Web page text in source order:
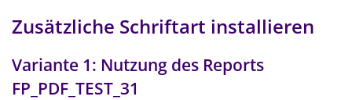
Zusätzliche Schriftart installieren
Variante 1: Nutzung des Reports
FP_PDF_TEST_31